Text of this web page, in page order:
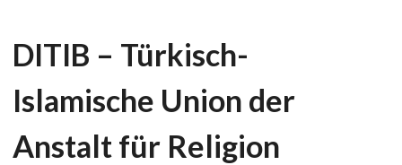
DITIB – Türkisch-
Islamische Union der
Anstalt für Religion